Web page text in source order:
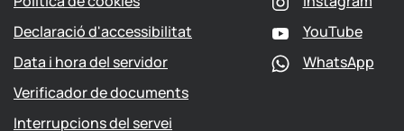
Declaració d'accessibilitat
Data i hora del servidor
Verificador de documents
Interrupcions del servei
YouTube
WhatsApp